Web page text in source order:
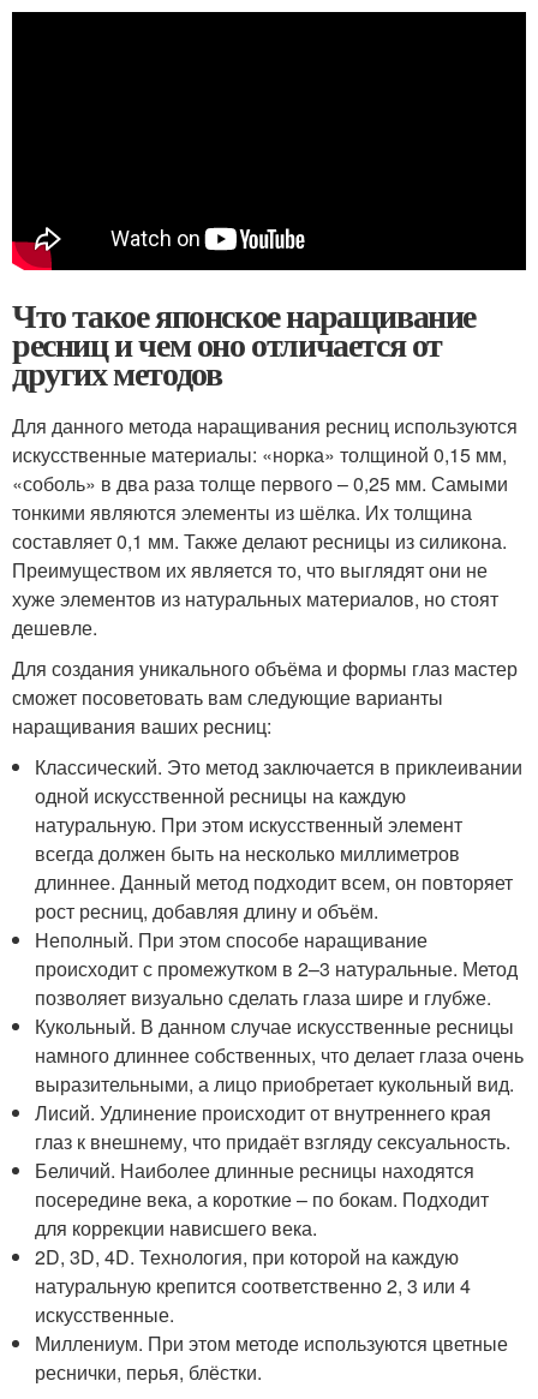
Что такое японское наращивание
ресниц и чем оно отличается от
других методов
Для данного метода наращивания ресниц используются
искусственные материалы: «норка» толщиной 0,15 мм,
«соболь» в два раза толще первого – 0,25 мм. Самыми
тонкими являются элементы из шёлка. Их толщина
составляет 0,1 мм. Также делают ресницы из силикона.
Преимуществом их является то, что выглядят они не
хуже элементов из натуральных материалов, но стоят
дешевле.
Для создания уникального объёма и формы глаз мастер
сможет посоветовать вам следующие варианты
наращивания ваших ресниц:
Классический. Это метод заключается в приклеивании
одной искусственной ресницы на каждую
натуральную. При этом искусственный элемент
всегда должен быть на несколько миллиметров
длиннее. Данный метод подходит всем, он повторяет
рост ресниц, добавляя длину и объём.
Неполный. При этом способе наращивание
происходит с промежутком в 2–3 натуральные. Метод
позволяет визуально сделать глаза шире и глубже.
Кукольный. В данном случае искусственные ресницы
намного длиннее собственных, что делает глаза очень
выразительными, а лицо приобретает кукольный вид.
Лисий. Удлинение происходит от внутреннего края
глаз к внешнему, что придаёт взгляду сексуальность.
Беличий. Наиболее длинные ресницы находятся
посередине века, а короткие – по бокам. Подходит
для коррекции нависшего века.
2D, 3D, 4D. Технология, при которой на каждую
натуральную крепится соответственно 2, 3 или 4
искусственные.
Миллениум. При этом методе используются цветные
реснички, перья, блёстки.